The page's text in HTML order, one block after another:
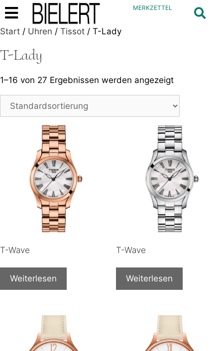
MERKZETTEL
Start / Uhren / Tissot / T-Lady
T-Lady
1–16 von 27 Ergebnissen werden angezeigt
T-Wave
Weiterlesen
T-Wave
Weiterlesen